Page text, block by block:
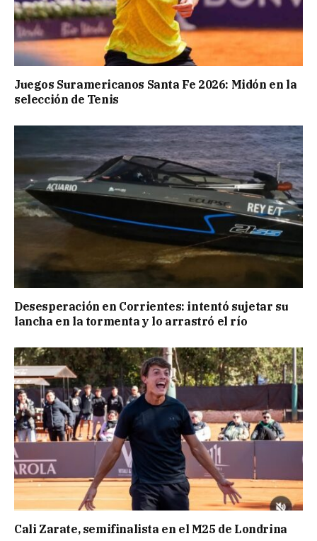
Juegos Suramericanos Santa Fe 2026: Midón en la
selección de Tenis
Desesperación en Corrientes: intentó sujetar su
lancha en la tormenta y lo arrastró el río
Cali Zarate, semifinalista en el M25 de Londrina